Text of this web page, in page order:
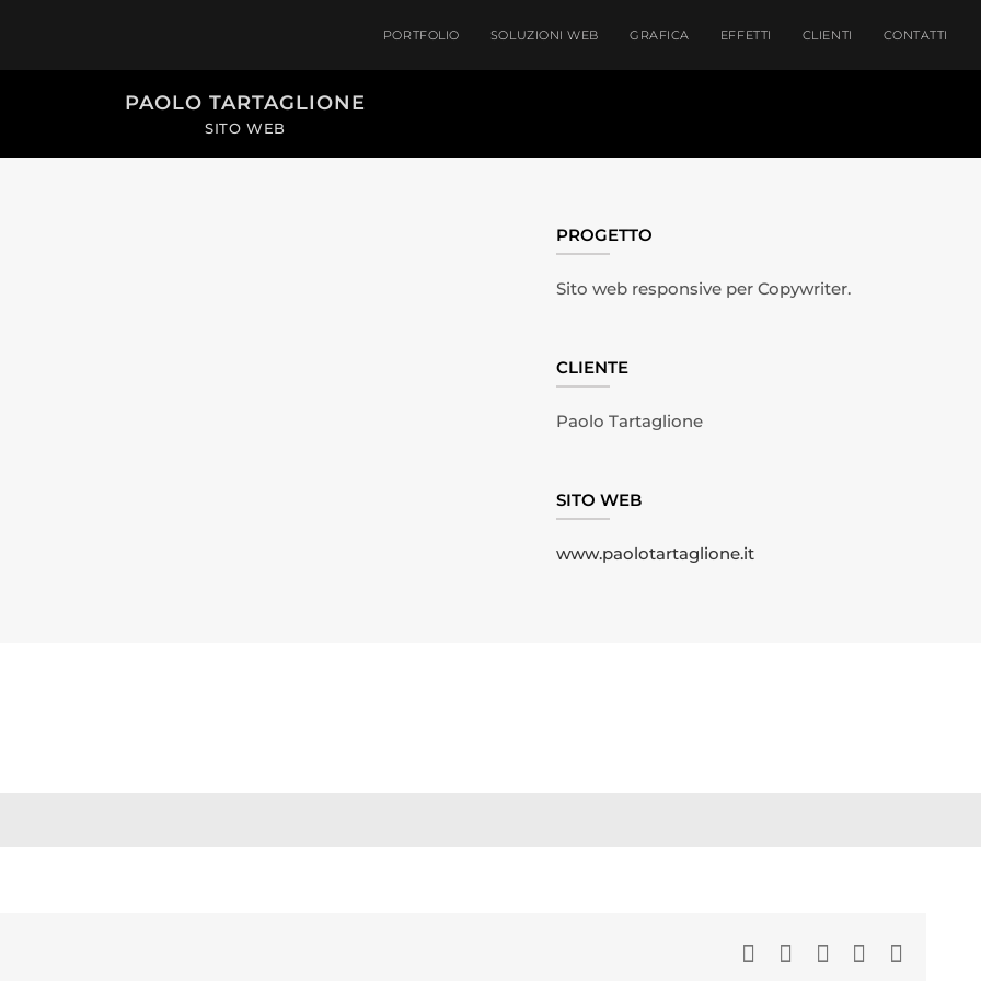
PORTFOLIO SOLUZIONI WEB GRAFICA EFFETTI CLIENTI CONTATTI
PAOLO TARTAGLIONE
SITO WEB
PROGETTO
Sito web responsive per Copywriter.
CLIENTE
Paolo Tartaglione
SITO WEB
www.paolotartaglione.it
Facebook
LinkedInWhatsApp
Pinterest